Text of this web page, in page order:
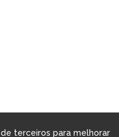
terceiros para melhorar